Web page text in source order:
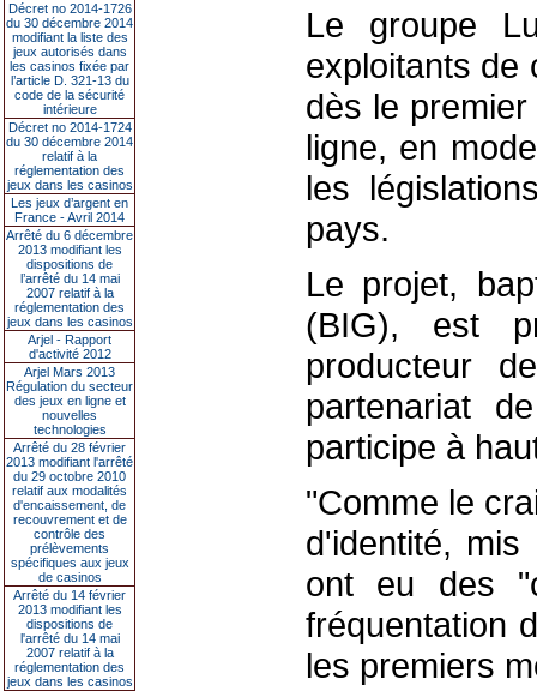
Décret no 2014-1726
du 30 décembre 2014
modifiant la liste des
jeux autorisés dans
les casinos fixée par
l’article D. 321-13 du
code de la sécurité
intérieure
Décret no 2014-1724
du 30 décembre 2014
relatif à la
réglementation des
jeux dans les casinos
Les jeux d’argent en
France - Avril 2014
Arrêté du 6 décembre
2013 modifiant les
dispositions de
l’arrêté du 14 mai
2007 relatif à la
réglementation des
jeux dans les casinos
Arjel - Rapport
d'activité 2012
Arjel Mars 2013
Régulation du secteur
des jeux en ligne et
nouvelles
technologies
Arrêté du 28 février
2013 modifiant l'arrêté
du 29 octobre 2010
relatif aux modalités
d'encaissement, de
recouvrement et de
contrôle des
prélèvements
spécifiques aux jeux
de casinos
Arrêté du 14 février
2013 modifiant les
dispositions de
l'arrêté du 14 mai
2007 relatif à la
réglementation des
jeux dans les casinos
Le groupe
exploitants de
dès le
ligne, en
les
pays.
Le projet,
(BIG), est
producteur
partenariat
participe à
"Comme le
d'identité,
ont eu des
fréquentation
les premiers